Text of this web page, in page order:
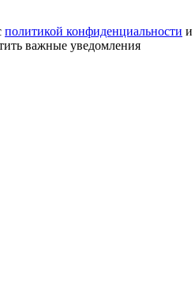
политикой конфиденциальности и
важные уведомления